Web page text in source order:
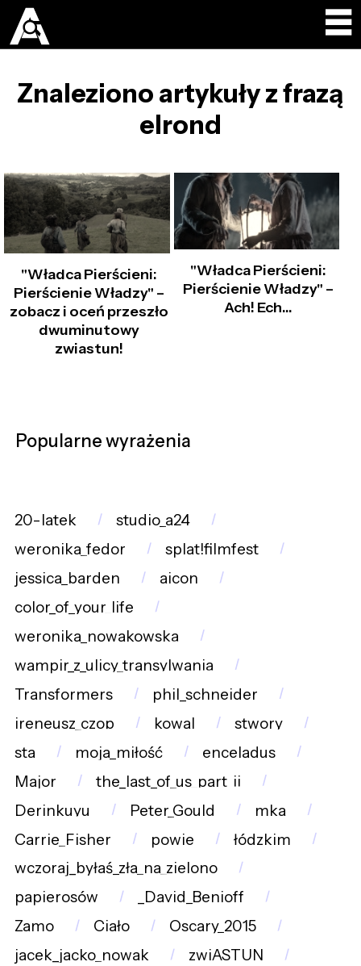
Znaleziono artykuły z frazą
elrond
"Władca Pierścieni:
Pierścienie Władzy" –
zobacz i oceń przeszło
dwuminutowy
zwiastun!
"Władca Pierścieni:
Pierścienie Władzy" –
Ach! Ech…
Popularne wyrażenia
20-latek
studio_a24
weronika_fedor
splat!filmfest
jessica_barden
aicon
color_of_your_life
weronika_nowakowska
wampir_z_ulicy_transylwania
Transformers
phil_schneider
ireneusz_czop
kowal
stwory
sta
moja_miłość
enceladus
Major
the_last_of_us_part_ii
Derinkuyu
Peter_Gould
mka
Carrie_Fisher
powie
łódzkim
wczoraj_byłaś_zła_na_zielono
papierosów
_David_Benioff
Zamo
Ciało
Oscary_2015
jacek_jacko_nowak
zwiASTUN